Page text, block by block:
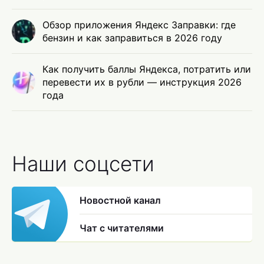
Обзор приложения Яндекс Заправки: где
бензин и как заправиться в 2026 году
Как получить баллы Яндекса, потратить или
перевести их в рубли — инструкция 2026
года
Наши соцсети
Новостной канал
Чат с читателями